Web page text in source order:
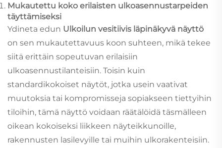
Mukautettu koko erilaisten ulkoasennustarpeiden
täyttämiseksi
Ydineta edun Ulkoilun vesitiivis läpinäkyvä näyttö
on sen mukautettavuus koon suhteen, mikä tekee
siitä erittäin sopeutuvan erilaisiin
ulkoasennustilanteisiin. Toisin kuin
standardikokoiset näytöt, jotka usein vaativat
muutoksia tai kompromisseja sopiakseen tiettyihin
tiloihin, tämä näyttö voidaan räätälöidä täsmälleen
oikean kokoiseksi liikkeen näyteikkunoille,
rakennusten lasilevyille tai muihin ulkorakenteisiin.